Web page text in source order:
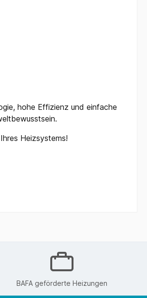
hohe Effizienz und einfache
Heizsystems!
BAFA geförderte Heizungen